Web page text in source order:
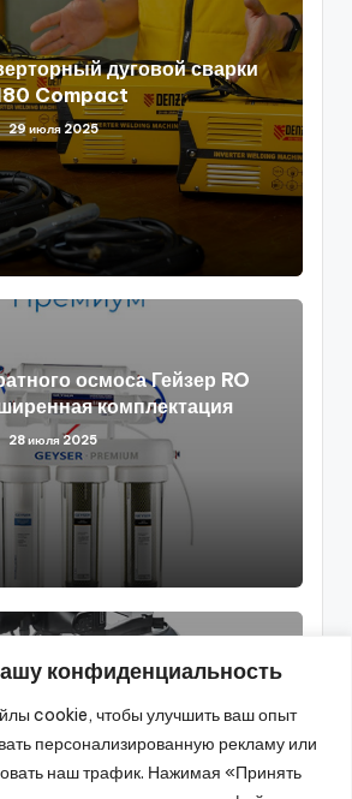
конфиденциальность
cookie, чтобы улучшить ваш опыт
персонализированную рекламу или
наш трафик. Нажимая «Принять
дуговой сварки
Compact
29 июля 2025
осмоса Гейзер RO
комплектация
28 июля 2025
насос-автомат Aquario
25 июля 2025